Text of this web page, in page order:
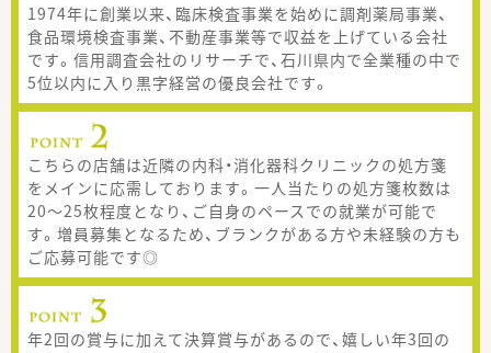
1974年に創業以来、臨床検査事業を始めに調剤薬局事業、
食品環境検査事業、不動産事業等で収益を上げている会社
です。信用調査会社のリサーチで、石川県内で全業種の中で
5位以内に入り黒字経営の優良会社です。
こちらの店舗は近隣の内科・消化器科クリニックの処方箋
をメインに応需しております。一人当たりの処方箋枚数は
20～25枚程度となり、ご自身のペースでの就業が可能で
す。増員募集となるため、ブランクがある方や未経験の方も
ご応募可能です◎
年2回の賞与に加えて決算賞与があるので、嬉しい年3回の